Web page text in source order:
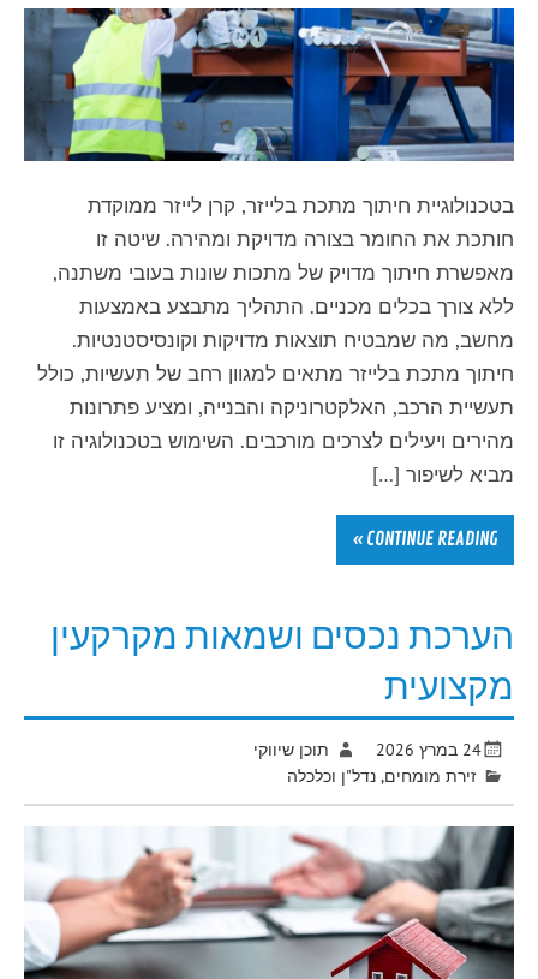
בטכנולוגיית חיתוך מתכת בלייזר, קרן לייזר ממוקדת
חותכת את החומר בצורה מדויקת ומהירה. שיטה זו
מאפשרת חיתוך מדויק של מתכות שונות בעובי משתנה,
ללא צורך בכלים מכניים. התהליך מתבצע באמצעות
מחשב, מה שמבטיח תוצאות מדויקות וקונסיסטנטיות.
חיתוך מתכת בלייזר מתאים למגוון רחב של תעשיות, כולל
תעשיית הרכב, האלקטרוניקה והבנייה, ומציע פתרונות
מהירים ויעילים לצרכים מורכבים. השימוש בטכנולוגיה זו
מביא לשיפור […]
CONTINUE READING »
הערכת נכסים ושמאות מקרקעין
מקצועית
24 במרץ 2026
תוכן שיווקי
זירת מומחים,נדל"ן וכלכלה